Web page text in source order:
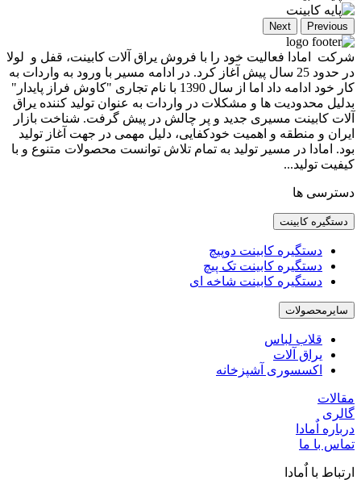
Previous
Next
شرکت امادا فعالیت خود را با فروش یراق آلات کابینت، قفل و لولا
در حدود 25 سال پیش آغاز کرد. در ادامه مسیر با ورود به واردات به
کار خود ادامه داد اما از سال 1390 با نام تجاری "کاوش فراز پایدار"
بدلیل محدودیت ها و مشکلات در واردات به عنوان تولید کننده یراق
آلات کابینت مسیری جدید و پر چالش در پیش گرفت. شناخت بازار
ایران و منطقه و اهمیت خودکفایی، دلیل مهمی در جهت آغاز تولید
بود. امادا در مسیر تولید به تمام تلاش توانست محصولات متنوع و با
کیفیت تولید...
دسترسی ها
دستگیره کابینت
دستگیره کابینت دوپیچ
دستگیره کابینت تک پیچ
دستگیره کابینت شاخه ای
سایرمحصولات
قلاب لباس
یراق آلات
اکسسوری آشپزخانه
مقالات
گالری
درباره اٌمادا
تماس با ما
ارتباط با اٌمادا